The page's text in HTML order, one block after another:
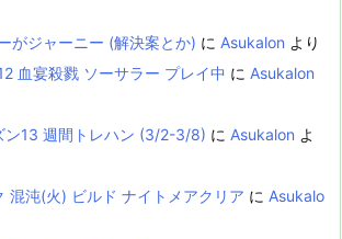
がジャーニー (解決案とか) に Asukalon より
血宴殺戮 ソーサラー プレイ中 に Asukalon
ン13 週間トレハン (3/2-3/8) に Asukalon よ
混沌(火) ビルド ナイトメアクリア に Asukalo